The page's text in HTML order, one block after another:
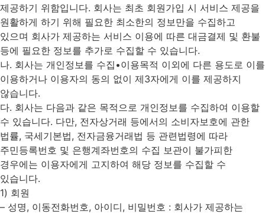
제공하기 위함입니다. 회사는 최초 회원가입 시 서비스 제공을
원활하게 하기 위해 필요한 최소한의 정보만을 수집하고
있으며 회사가 제공하는 서비스 이용에 따른 대금결제 및 환불
등에 필요한 정보를 추가로 수집할 수 있습니다.
나. 회사는 개인정보를 수집•이용목적 이외에 다른 용도로 이를
이용하거나 이용자의 동의 없이 제3자에게 이를 제공하지
않습니다.
다. 회사는 다음과 같은 목적으로 개인정보를 수집하여 이용할
수 있습니다. 다만, 전자상거래 등에서의 소비자보호에 관한
법률, 국세기본법, 전자금융거래법 등 관련법령에 따라
주민등록번호 및 은행계좌번호의 수집 보관이 불가피한
경우에는 이용자에게 고지하여 해당 정보를 수집할 수
있습니다.
1) 회원
– 성명, 이동전화번호, 아이디, 비밀번호 : 회사가 제공하는